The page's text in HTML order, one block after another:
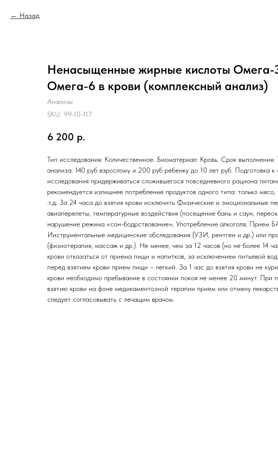
Назад
Ненасыщенные жирные кислоты Омега-
Омега-6 в крови (комплексный анализ)
Анализы
SKU: 99-10-117
6 200 р.
Тип исследования: Количественное. Биоматериал: Кровь. Срок
анализа: 140 руб взрослому и 200 руб ребенку до 10 лет руб. Подготовка к
исследования придерживаться сложившегося повседневного рациона
рекомендуется излишнее потребление продуктов одного типа: только мясо,
.т.д. За 24 часа до взятия крови исключить Физические и эмоциональные
авиаперелеты; температурные воздействия (посещение бань и саун,
нарушение режима «сон-бодрствование»; Употребление алкоголя; Прием
Инструментальные медицинские обследования (УЗИ, рентген и др.) или
(физиотерапия, массаж и др.). Не менее, чем за 12 часов (но не более 14
крови отказаться от приема пищи и напитков, за исключением питьевой
перед взятием крови прием пищи – легкий. За 1 час до взятия крови не
крови необходимо пребывание в состоянии покоя не менее 20 минут. При
взятию крови на фоне медикаментозной терапии прием или отмену
следует согласовывать с лечащим врачом.